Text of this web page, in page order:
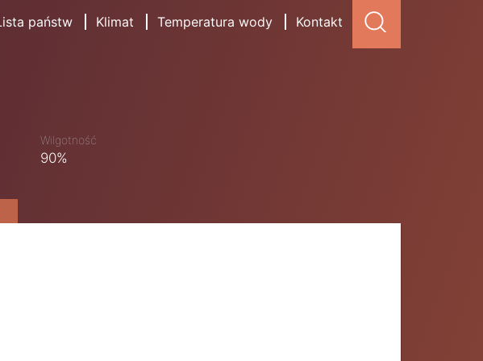
państw Klimat Temperatura wody Kontakt
Wilgotność
90%